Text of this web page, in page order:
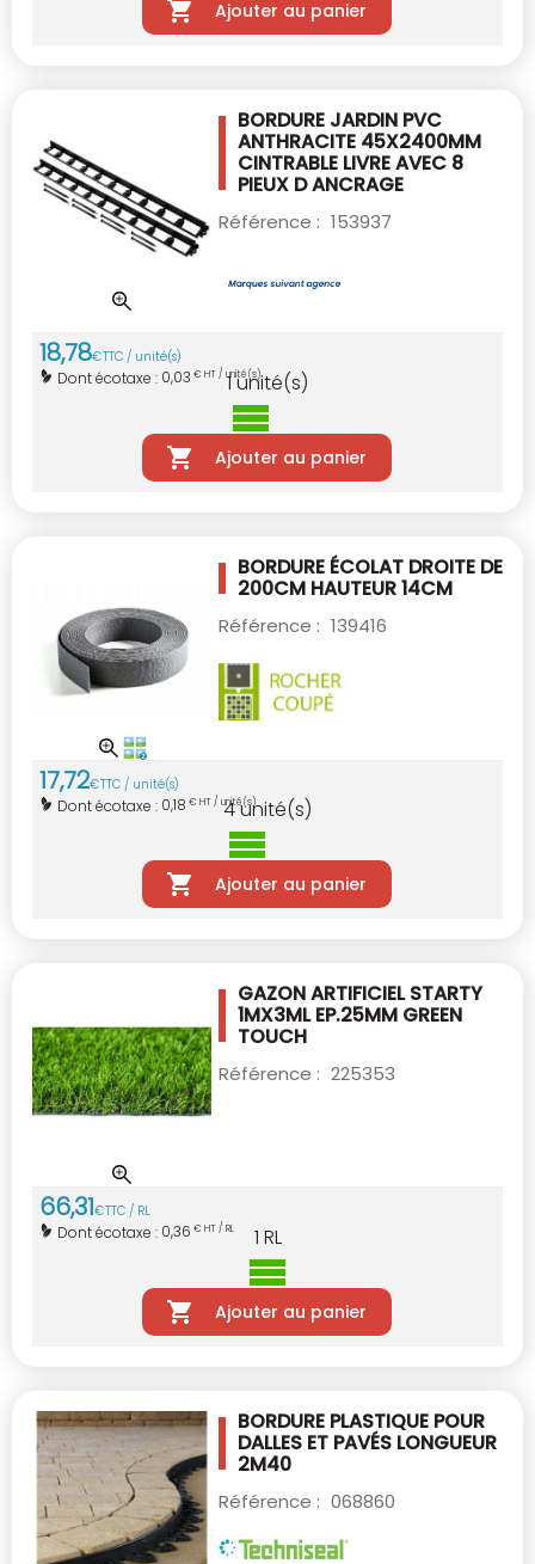
Ajouter au panier
BORDURE JARDIN PVC
ANTHRACITE 45X2400MM
CINTRABLE LIVRE AVEC 8
PIEUX D ANCRAGE
Référence : 153937
18,78€TTC / unité(s)
Dont écotaxe : 0,03 € HT / unité(s)
1unité(s)
Ajouter au panier
BORDURE ÉCOLAT DROITE DE
200CM HAUTEUR 14CM
Référence : 139416
17,72€TTC / unité(s)
Dont écotaxe : 0,18 € HT / unité(s)
4unité(s)
Ajouter au panier
GAZON ARTIFICIEL STARTY
1MX3ML EP.25MM GREEN
TOUCH
Référence : 225353
66,31€TTC / RL
Dont écotaxe : 0,36 € HT / RL 1 RL
Ajouter au panier
BORDURE PLASTIQUE POUR
DALLES ET PAVÉS LONGUEUR
2M40
Référence : 068860